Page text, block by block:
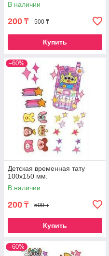
В наличии
200 ₸ 500 ₸
Купить
–60%
Детская временная тату
100х150 мм.
В наличии
200 ₸ 500 ₸
Купить
–60%